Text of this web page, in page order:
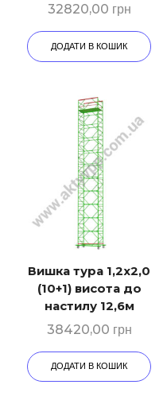
32820,00 грн
ДОДАТИ В КОШИК
Вишка тура 1,2х2,0
(10+1) висота до
настилу 12,6м
38420,00 грн
ДОДАТИ В КОШИК